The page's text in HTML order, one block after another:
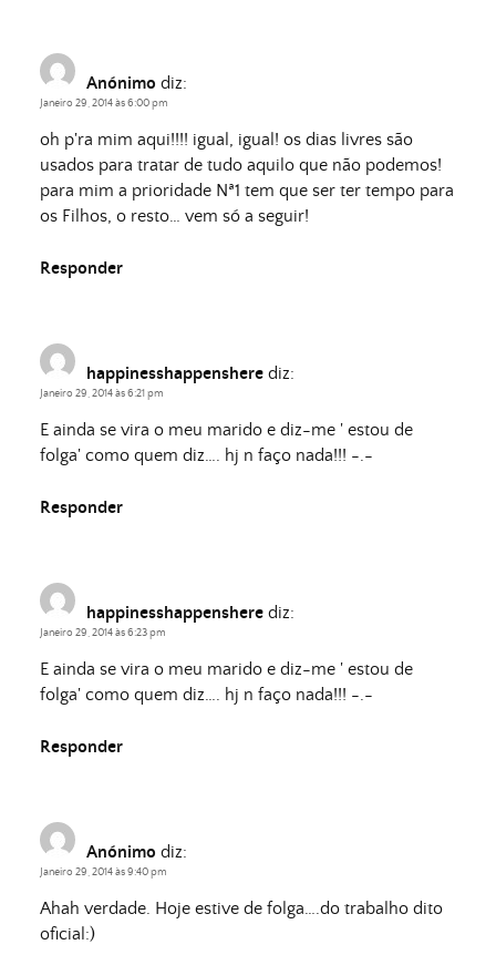
Anónimo diz:
Janeiro 29, 2014 às 6:00 pm
oh p'ra mim aqui!!!! igual, igual! os dias livres são
usados para tratar de tudo aquilo que não podemos!
para mim a prioridade Nª1 tem que ser ter tempo para
os Filhos, o resto… vem só a seguir!
Responder
happinesshappenshere diz:
Janeiro 29, 2014 às 6:21 pm
E ainda se vira o meu marido e diz-me ' estou de
folga' como quem diz…. hj n faço nada!!! -.-
Responder
happinesshappenshere diz:
Janeiro 29, 2014 às 6:23 pm
E ainda se vira o meu marido e diz-me ' estou de
folga' como quem diz…. hj n faço nada!!! -.-
Responder
Anónimo diz:
Janeiro 29, 2014 às 9:40 pm
Ahah verdade. Hoje estive de folga….do trabalho dito
oficial:)